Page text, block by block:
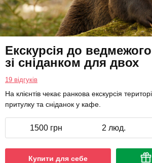
Екскурсія до
зі сніданком для двох
19 відгуків
На клієнтів чекає ранкова екскурсія
притулку та сніданок у кафе.
1500 грн 2 люд.
Купити для себе